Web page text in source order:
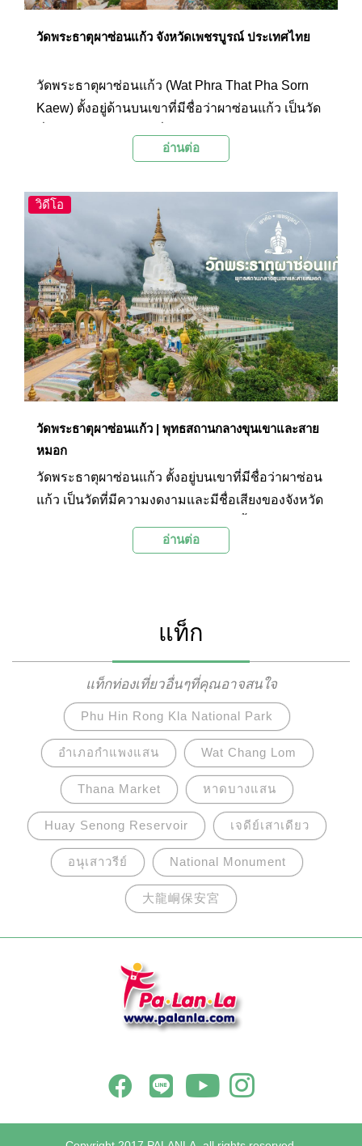
วัดพระธาตุผาซ่อนแก้ว จังหวัดเพชรบูรณ์ ประเทศไทย
วัดพระธาตุผาซ่อนแก้ว (Wat Phra That Pha Sorn
Kaew) ตั้งอยู่ด้านบนเขาที่มีชื่อว่าผาซ่อนแก้ว เป็นวัด
โดยเอกลักษณ์ของวัดแห่งนี้คือพระพุทธรูป
ตระหง่านอย่างสง่างามยิ่งใหญ่ท่ามกลางขุนเขาและ
สายหมอกที่โอบล้อม และยังสามารถมองเห็นได้จาก
ระยะไกลจนนับว่าเป็นแลนด์มาร์กหลักของจังหวัด
เพชรบูรณ์ที่คนส่วนใหญ่มักจะนึกถึง นอกจากนี้
ภายในบริเวณยังเป็นที่ตั้งของพระเจดีย์พระธาตุผา
ซ่อนแก้วสิริราชย์ธรรมนฤมิตรที่มีสถาปัตกรรมที่
สวยงามและมีการตกแต่งลวดลายจากกระเบื้อง
เซรามิคและหินสีสันสดใสจนมีความงดงามแปลกตา
เป็นอย่างมาก วัดแห่งนี้จึงเป็นจุดหมายปลายทางยอด
นิยมในการท่องเที่ยวเพชรบูรณ์ที่ไม่ควรพลาด
อ่านต่อ
วิดีโอ
วัดพระธาตุผาซ่อนแก้ว | พุทธสถานกลางขุนเขาและสาย
หมอก
วัดพระธาตุผาซ่อนแก้ว ตั้งอยู่บนเขาที่มีชื่อว่าผาซ่อน
แก้ว เป็นวัดที่มีความงดงามและมีชื่อเสียงของจังหวัด
รูปพระพุทธเจ้าห้าพระองค์สีขาวองค์ใหญ่ที่ตั้ง
เพชรบูรณ์ที่คนส่วนใหญ่มักจะนึกถึง นอกจากนี้
ภายในบริเวณยังเป็นที่ตั้งของพระเจดีย์พระธาตุผา
ซ่อนแก้วสิริราชย์ธรรมนฤมิตรที่มีสถาปัตกรรมที่
สวยงามและมีการตกแต่งลวดลายจากกระเบื้อง
เซรามิคและหินสีสันสดใสจนมีความงดงามแปลกตา
เป็นอย่างมาก วัดแห่งนี้จึงเป็นจุดหมายปลายทางยอด
นิยมในการท่องเที่ยวเพชรบูรณ์ที่ไม่ควรพลาด
อ่านต่อ
แท็ก
แท็กท่องเที่ยวอื่นๆที่คุณอาจสนใจ
Phu Hin Rong Kla National Park
อำเภอกำแพงแสน Wat Chang Lom
Thana Market หาดบางแสน
Huay Senong Reservoir เจดีย์เสาเดียว
อนุเสาวรีย์ National Monument
大龍峒保安宮